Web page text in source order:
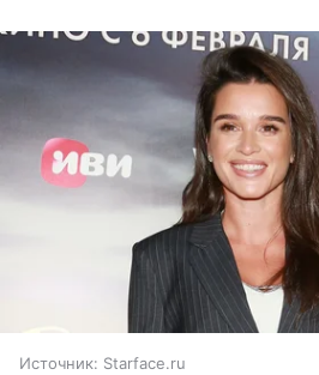
Источник: Starface.ru